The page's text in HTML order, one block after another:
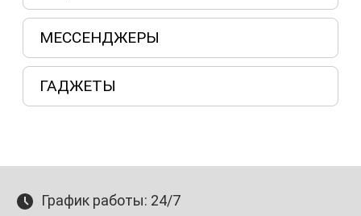
МЕССЕНДЖЕРЫ
ГАДЖЕТЫ
График работы: 24/7